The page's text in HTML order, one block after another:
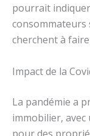
pourrait
cherchent à
Impact de la
La pandémie a
immobilier,